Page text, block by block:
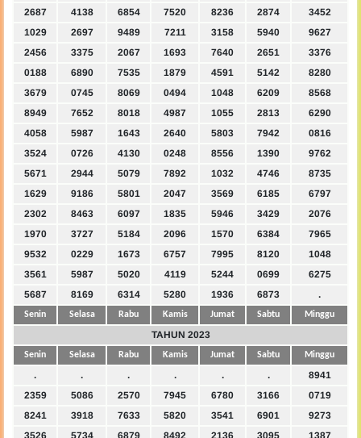
2687
4138 6854 7520 8236 2874
3452
1029
2697 9489 7211 3158 5940
9627
2456
3375 2067 1693 7640 2651
3376
0188
6890 7535 1879 4591 5142
8280
3679
0745 8069 0494 1048 6209
8568
8949
7652 8018 4987 1055 2813
6290
4058
5987 1643 2640 5803 7942
0816
3524
0726 4130 0248 8556 1390
9762
5671
2944 5079 7892 1032 4746
8735
1629
9186 5801 2047 3569 6185
6797
2302
8463 6097 1835 5946 3429
2076
1970
3727 5184 2096 1570 6384
7965
9532
0229 1673 6757 7995 8120
1048
3561
5987 5020 4119 5244 0699
6275
5687
8169 6314 5280 1936 6873 .
Senin Selasa Rabu Kamis Jumat Sabtu Minggu
TAHUN 2023
Senin Selasa Rabu Kamis Jumat Sabtu Minggu
. . . . . .
8941
2359
5086 2570 7945 6780 3166
0719
8241
3918 7633 5820 3541 6901
9273
3526
5734 6879 8492 2136 3095
1387